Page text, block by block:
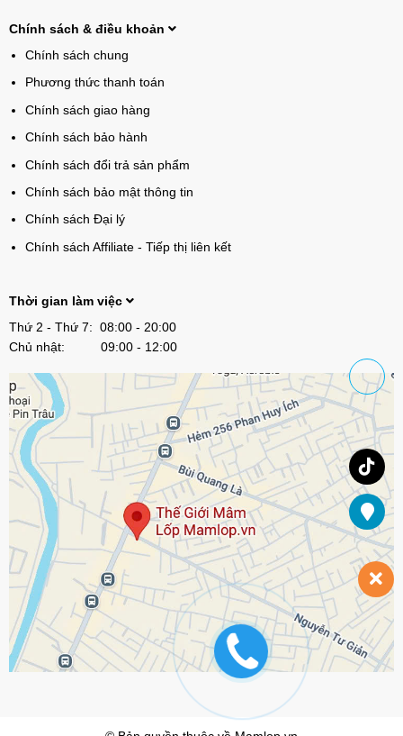
Chính sách & điều khoản
Chính sách chung
Phương thức thanh toán
Chính sách giao hàng
Chính sách bảo hành
Chính sách đổi trả sản phẩm
Chính sách bảo mật thông tin
Chính sách Đại lý
Chính sách Affiliate - Tiếp thị liên kết
Thời gian làm việc
Thứ 2 - Thứ 7: 08:00 - 20:00
Chủ nhật: 09:00 - 12:00